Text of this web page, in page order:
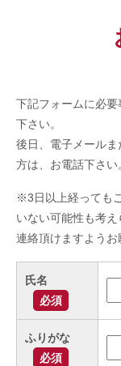
下記フォームに必
下さい。
後日、電子メール
方は、お電話下さい
※3日以上経っても
いない可能性も考
連絡頂けますようお
氏名
必須
ふりがな
必須